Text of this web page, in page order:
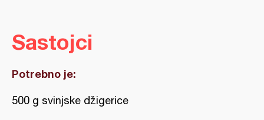
Sastojci
Potrebno je:
500 g svinjske džigerice